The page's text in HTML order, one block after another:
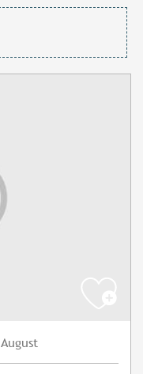
August